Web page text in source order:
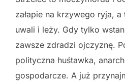
załapie na krzywego ryja,
uwali i leży. Gdy tylko
zawsze zdradzi ojczyznę.
polityczna huśtawka,
gospodarcze. A już